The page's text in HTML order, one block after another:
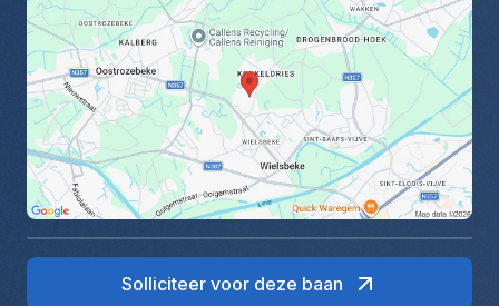
Solliciteer voor deze baan